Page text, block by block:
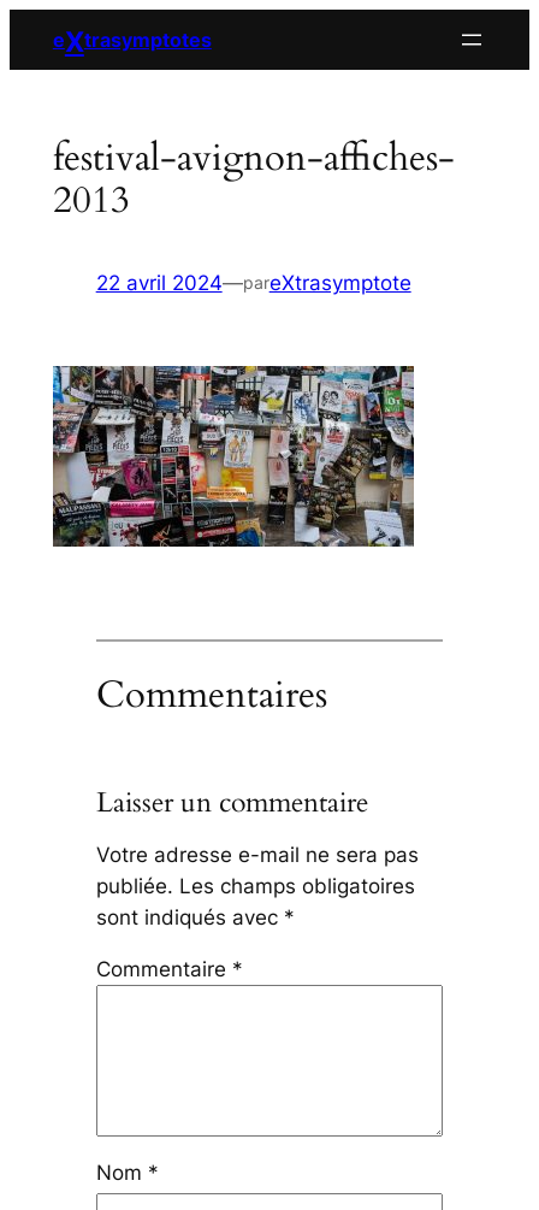
eXtrasymptotes
festival-avignon-affiches-
2013
22 avril 2024—pareXtrasymptote
Commentaires
Laisser un commentaire
Votre adresse e-mail ne sera pas
publiée. Les champs obligatoires
sont indiqués avec *
Commentaire *
Nom *